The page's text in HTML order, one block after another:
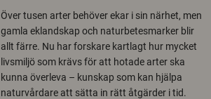
Över tusen arter behöver ekar i sin närhet, men
gamla eklandskap och naturbetesmarker blir
allt färre. Nu har forskare kartlagt hur mycket
livsmiljö som krävs för att hotade arter ska
kunna överleva – kunskap som kan hjälpa
naturvårdare att sätta in rätt åtgärder i tid.